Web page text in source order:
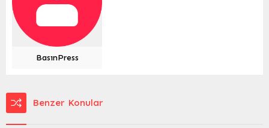
BasınPress
Benzer Konular